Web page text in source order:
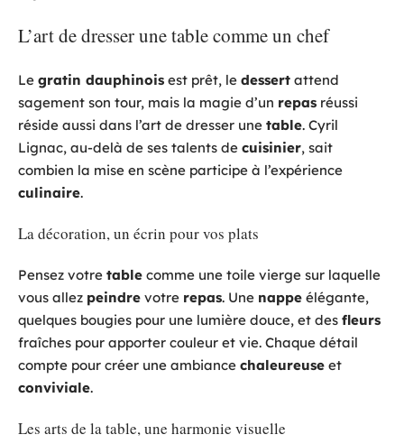
L’art de dresser une table comme un chef
Le gratin dauphinois est prêt, le dessert attend
sagement son tour, mais la magie d’un repas réussi
réside aussi dans l’art de dresser une table. Cyril
Lignac, au-delà de ses talents de cuisinier, sait
combien la mise en scène participe à l’expérience
culinaire.
La décoration, un écrin pour vos plats
Pensez votre table comme une toile vierge sur laquelle
vous allez peindre votre repas. Une nappe élégante,
quelques bougies pour une lumière douce, et des fleurs
fraîches pour apporter couleur et vie. Chaque détail
compte pour créer une ambiance chaleureuse et
conviviale.
Les arts de la table, une harmonie visuelle